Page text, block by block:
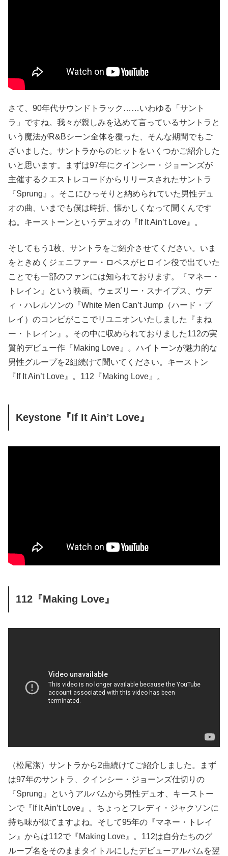
さて、90年代サウンドトラック……いわゆる「サント
ラ」ですね。我々が親しみを込めて言っているサントラと
いう魔法がR&Bシーン全体を覆った、そんな期間でもご
ざいました。サントラからのヒットをいくつかご紹介した
いと思います。まずは97年にクインシー・ジョーンズが
主催するクエストレコードからリリースされたサントラ
『Sprung』。そこにひっそりと納められていた男性デュ
オの曲、いまでも僕は時折、懐かしくなって聞くんです
ね。キーストーンというデュオの『If It Ain’t Love』。
そしてもう1枚、サントラをご紹介させてください。いま
をときめくジェニファー・ロペスがヒロイン役で出ていた
ことでも一部のファンには知られております。『マネー・
トレイン』という映画。ウェズリー・スナイプス、ウデ
ィ・ハレルソンの『White Men Can’t Jump（ハード・プ
レイ）のコンビがここでリユニオンいたしました『まね
ー・トレイン』。その中に収められておりました112の実
質的デビュー作『Making Love』。ハイトーンが魅力的な
男性グループを2組続けて聞いてください。キーストン
『If It Ain’t Love』。112『Making Love』。
Keystone『If It Ain’t Love』
112『Making Love』
（松尾潔）サントラから2曲続けてご紹介しました。まず
は97年のサントラ、クインシー・ジョーンズ仕切りの
『Sprung』というアルバムから男性デュオ、キーストー
ンで『If It Ain’t Love』。ちょっとフレディ・ジャクソンに
持ち味が似てますよね。そして95年の『マネー・トレイ
ン』からは112で『Making Love』。112は自分たちのグ
ループ名をそのままタイトルにしたデビューアルバムを翌